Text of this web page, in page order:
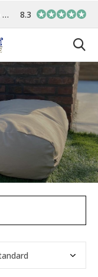
Vor 15:00 Uhr bestellt,
8.3